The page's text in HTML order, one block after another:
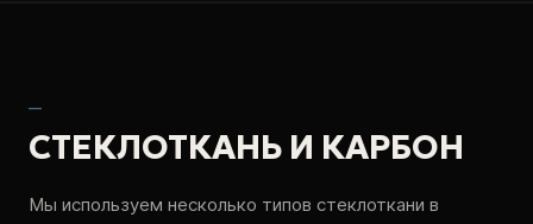
—
СТЕКЛОТКАНЬ И КАРБОН
Мы используем несколько типов стеклоткани в